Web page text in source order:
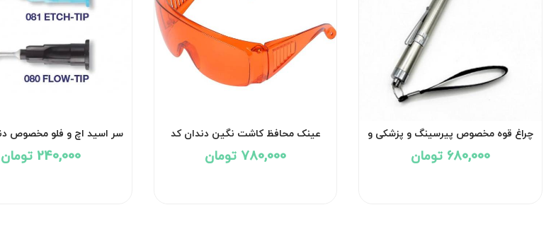
چراغ قوه مخصوص پیرسینگ و پزشکی و
دندانپزشکی کد۲۱۱۳
680,000 تومان
عینک محافظ کاشت نگین دندان کد
2105
780,000 تومان
سر اسید اچ و فلو مخصوص
کد 2101
240,000 تومان